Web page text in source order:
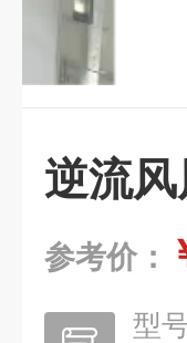
逆流
参考价：
型